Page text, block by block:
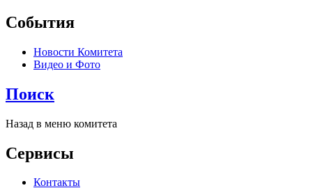
События
Новости Комитета
Видео и Фото
Поиск
Назад в меню комитета
Сервисы
Контакты